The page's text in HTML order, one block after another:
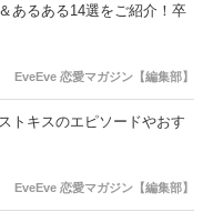
あるある14選をご紹介！卒
EveEve 恋愛マガジン【編集部】
トキスのエピソードやおす
EveEve 恋愛マガジン【編集部】